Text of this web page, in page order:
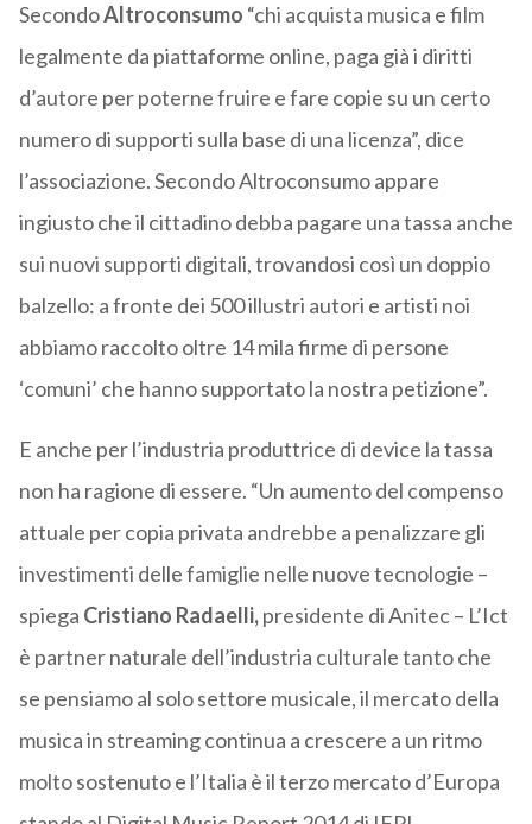
SecondoAltroconsumo “chi acquista musica e film
legalmente da piattaforme online, paga già i diritti
d’autore per poterne fruire e fare copie su un certo
numero di supporti sulla base di una licenza”, dice
l’associazione. Secondo Altroconsumo appare
ingiusto che il cittadino debba pagare una tassa anche
sui nuovi supporti digitali, trovandosi così un doppio
balzello: a fronte dei 500 illustri autori e artisti noi
abbiamo raccolto oltre 14 mila firme di persone
‘comuni’ che hanno supportato la nostra petizione”.
E anche per l’industria produttrice di device la tassa
non ha ragione di essere. “Un aumento del compenso
attuale per copia privata andrebbe a penalizzare gli
investimenti delle famiglie nelle nuove tecnologie –
spiega Cristiano Radaelli,presidente di Anitec – L’Ict
è partner naturale dell’industria culturale tanto che
se pensiamo al solo settore musicale, il mercato della
musica in streaming continua a crescere a un ritmo
molto sostenuto e l’Italia è il terzo mercato d’Europa